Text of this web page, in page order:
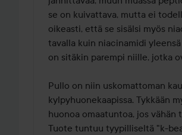
se on kuivattava, mutta ei
oikeasti, että se sisälsi myös
tavalla kuin niacinamidi
on sitäkin parempi niille, jotka
Pullo on niin uskomattoman
kylpyhuonekaapissa. Tykkään
huonoa omaatuntoa, jos vähän
Tuote tuntuu tyypilliseltä "k-